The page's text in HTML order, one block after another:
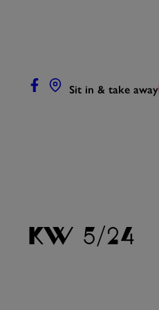
Sit in & take away
KW 5/24